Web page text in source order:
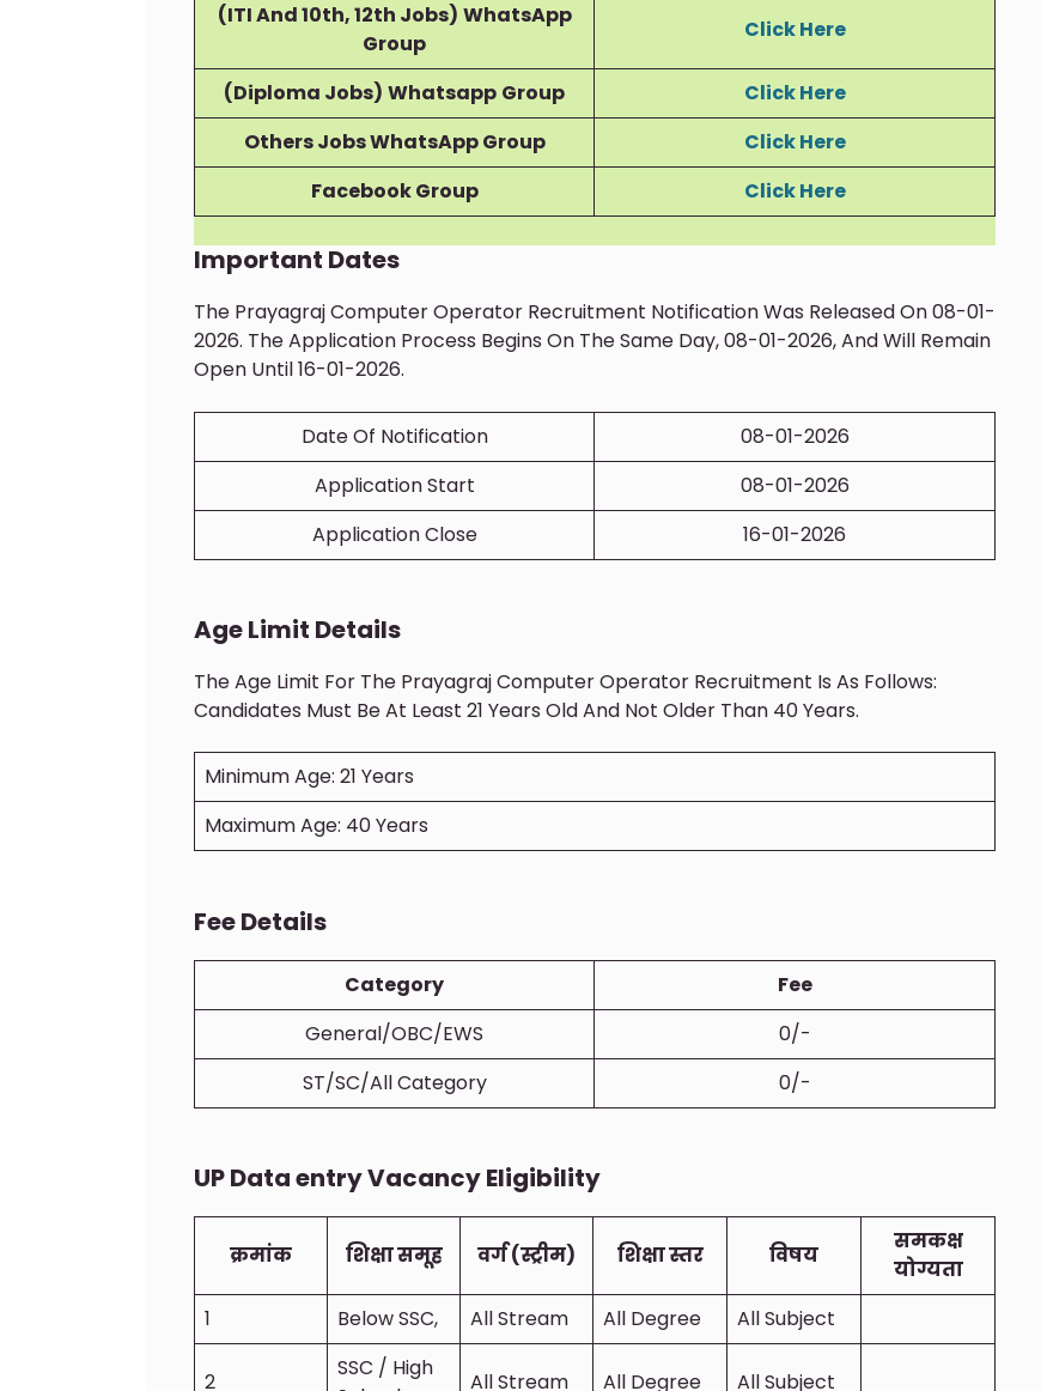
(ITI And 10th, 12th Jobs) WhatsApp
Group
Click Here
(Diploma Jobs) Whatsapp Group
Click Here
Others Jobs WhatsApp Group
Click Here
Facebook Group
Click Here
Important Dates
The Prayagraj Computer Operator Recruitment Notification Was Released On 08-01-
2026. The Application Process Begins On The Same Day, 08-01-2026, And Will Remain
Open Until 16-01-2026.
Date Of Notification
08-01-2026
Application Start
08-01-2026
Application Close
16-01-2026
Age Limit Details
The Age Limit For The Prayagraj Computer Operator Recruitment Is As Follows:
Candidates Must Be At Least 21 Years Old And Not Older Than 40 Years.
Minimum Age: 21 Years
Maximum Age: 40 Years
Fee Details
Category
Fee
General/OBC/EWS
0/-
ST/SC/All Category
0/-
UP Data entry Vacancy Eligibility
क्रमांक शिक्षा समूह वर्ग (स्ट्रीम) शिक्षा स्तर विषय
समकक्ष
योग्यता
1
Below SSC, All Stream All Degree All Subject
2
SSC / High
All Stream All Degree All Subject